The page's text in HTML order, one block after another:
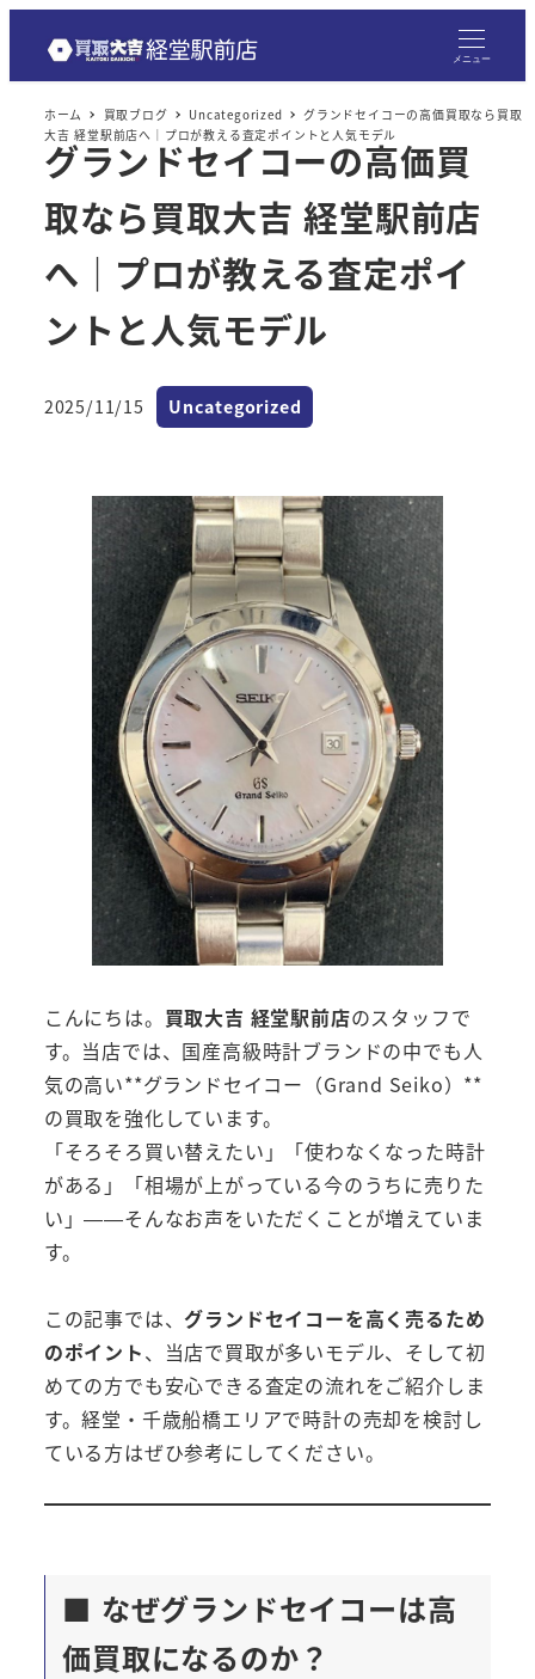
メニュー
ホーム 買取ブログ Uncategorized
グランドセイコーの高価買取なら買取
大吉 経堂駅前店へ｜プロが教える査定ポイントと人気モデル
グランドセイコーの高価買
取なら買取大吉 経堂駅前店
へ｜プロが教える査定ポイ
ントと人気モデル
投稿日
2025/11/15 カテゴリー
Uncategorized
こんにちは。 買取大吉 経堂駅前店のスタッフで
す。当店では、国産高級時計ブランドの中でも人
気の高い**グランドセイコー（Grand Seiko）**
の買取を強化しています。
「そろそろ買い替えたい」「使わなくなった時計
がある」「相場が上がっている今のうちに売りた
い」——そんなお声をいただくことが増えていま
す。
この記事では、グランドセイコーを高く売るため
のポイント、当店で買取が多いモデル、そして初
めての方でも安心できる査定の流れをご紹介しま
す。経堂・千歳船橋エリアで時計の売却を検討し
ている方はぜひ参考にしてください。
■ なぜグランドセイコーは高
価買取になるのか？